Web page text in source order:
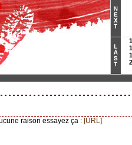
raison essayez ça : [URL]